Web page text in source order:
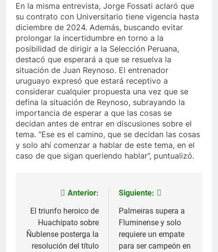
En la misma entrevista, Jorge Fossati aclaró que
su contrato con Universitario tiene vigencia hasta
diciembre de 2024. Además, buscando evitar
prolongar la incertidumbre en torno a la
posibilidad de dirigir a la Selección Peruana,
destacó que esperará a que se resuelva la
situación de Juan Reynoso. El entrenador
uruguayo expresó que estará receptivo a
considerar cualquier propuesta una vez que se
defina la situación de Reynoso, subrayando la
importancia de esperar a que las cosas se
decidan antes de entrar en discusiones sobre el
tema. “Ese es el camino, que se decidan las cosas
y solo ahí comenzar a hablar de este tema, en el
caso de que sigan queriendo hablar”, puntualizó.
Navegación
de
entradas
Anterior:
El triunfo heroico de
Huachipato sobre
Ñublense posterga la
resolución del título
Siguiente:
Palmeiras supera a
Fluminense y solo
requiere un empate
para ser campeón en